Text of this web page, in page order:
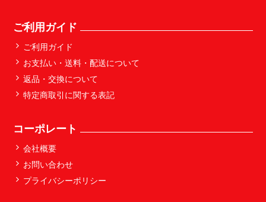
ご利用ガイド
ご利用ガイド
お支払い・送料・配送について
返品・交換について
特定商取引に関する表記
コーポレート
会社概要
お問い合わせ
プライバシーポリシー